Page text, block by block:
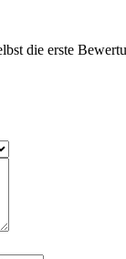
die erste